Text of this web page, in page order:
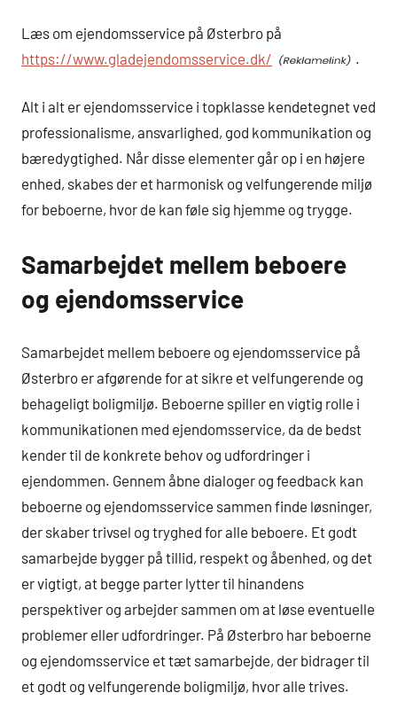
Læs om ejendomsservice på Østerbro på
https://www.gladejendomsservice.dk/
.
Alt i alt er ejendomsservice i topklasse kendetegnet ved
professionalisme, ansvarlighed, god kommunikation og
bæredygtighed. Når disse elementer går op i en højere
enhed, skabes der et harmonisk og velfungerende miljø
for beboerne, hvor de kan føle sig hjemme og trygge.
Samarbejdet mellem beboere
og ejendomsservice
Samarbejdet mellem beboere og ejendomsservice på
Østerbro er afgørende for at sikre et velfungerende og
behageligt boligmiljø. Beboerne spiller en vigtig rolle i
kommunikationen med ejendomsservice, da de bedst
kender til de konkrete behov og udfordringer i
ejendommen. Gennem åbne dialoger og feedback kan
beboerne og ejendomsservice sammen finde løsninger,
der skaber trivsel og tryghed for alle beboere. Et godt
samarbejde bygger på tillid, respekt og åbenhed, og det
er vigtigt, at begge parter lytter til hinandens
perspektiver og arbejder sammen om at løse eventuelle
problemer eller udfordringer. På Østerbro har beboerne
og ejendomsservice et tæt samarbejde, der bidrager til
et godt og velfungerende boligmiljø, hvor alle trives.